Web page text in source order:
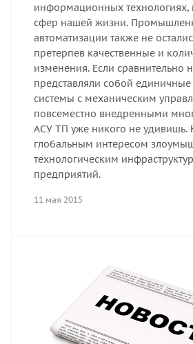
информационных технологиях,
сфер нашей жизни.
автоматизации также не
претерпев качественные и
изменения. Если сравнительно
представляли собой
системы с механическим
повсеместно внедренными
АСУ ТП уже никого не удивишь.
глобальным интересом
технологическим
предприятий.
11 мая 2015